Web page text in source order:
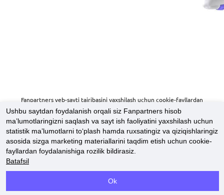
Fanpartners veb-sayti tajribasini yaxshilash uchun cookie-fayllardan
foydalanadi. Fanpartners veb-saytini ko'rib chiqishni davom ettirish orqali siz
ushbu cookie-fayllardan foydalanishga rozilik bildirasiz.
Batafsil
KONTAKTLAR
Fanpartners"‎.
Ushbu saytdan foydalanish orqali siz Fanpartners hisob
maʼlumotlaringizni saqlash va sayt ish faoliyatini yaxshilash uchun
statistik maʼlumotlarni toʻplash hamda ruxsatingiz va qiziqishlaringiz
asosida sizga marketing materiallarini taqdim etish uchun cookie-
fayllardan foydalanishiga rozilik bildirasiz.
Batafsil
Ok